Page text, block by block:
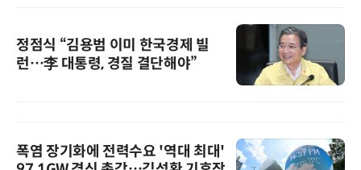
정점식 “김용범 이미 한국경제 빌
런…李 대통령, 경질 결단해야”
폭염 장기화에 전력수요 '역대 최대'